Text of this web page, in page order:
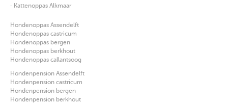
· Kattenoppas Alkmaar
Hondenoppas Assendelft
Hondenoppas castricum
Hondenoppas bergen
Hondenoppas berkhout
Hondenoppas callantsoog
Hondenpension Assendelft
Hondenpension castricum
Hondenpension bergen
Hondenpension berkhout